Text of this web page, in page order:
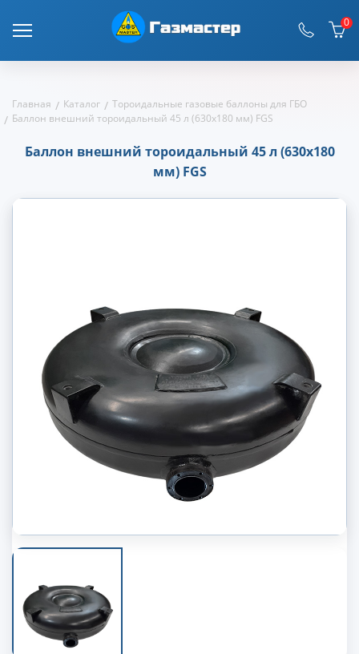
0
Главная Каталог
Тороидальные газовые баллоны для ГБО
Баллон внешний тороидальный 45 л (630х180 мм) FGS
Баллон внешний тороидальный 45 л (630х180
мм) FGS